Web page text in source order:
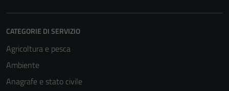
CATEGORIE DI SERVIZIO
Agricoltura e pesca
Ambiente
Anagrafe e stato civile